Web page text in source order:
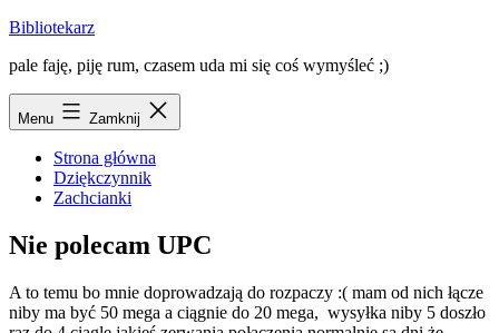
Przejdź
treści
Bibliotekarz
pale faję, piję rum, czasem uda mi się coś wymyśleć ;)
Menu Zamknij
Strona główna
Dziękczynnik
Zachcianki
Nie polecam UPC
A to temu bo mnie doprowadzają do rozpaczy :( mam od nich łącze
niby ma być 50 mega a ciągnie do 20 mega, wysyłka niby 5 doszło